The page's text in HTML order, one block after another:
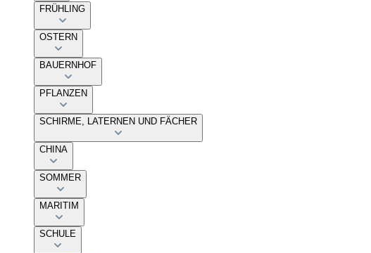
FRÜHLING
OSTERN
BAUERNHOF
PFLANZEN
SCHIRME, LATERNEN UND FÄCHER
CHINA
SOMMER
MARITIM
SCHULE